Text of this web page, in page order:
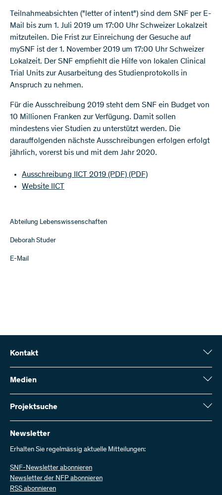
Teilnahmeabsichten ("letter of intent") sind dem SNF per E-
Mail bis zum 1. Juli 2019 um 17:00 Uhr Schweizer Lokalzeit
mitzuteilen. Die Frist zur Einreichung der Gesuche auf
mySNF ist der 1. November 2019 um 17:00 Uhr Schweizer
Lokalzeit. Der SNF empfiehlt die Hilfe von lokalen Clinical
Trial Units zur Ausarbeitung des Studienprotokolls in
Anspruch zu nehmen.
Für die Ausschreibung 2019 steht dem SNF ein Budget von
10 Millionen Franken zur Verfügung. Damit sollen
mindestens vier Studien zu unterstützt werden. Die
darauffolgenden nächste Ausschreibungen erfolgen erfolgt
jährlich, vorerst bis und mit dem Jahr 2020.
Ausschreibung IICT 2019 (PDF) (PDF)
Website IICT
Abteilung Lebenswissenschaften
Deborah Studer
E-Mail
Kontakt
Schweizerischer Nationalfonds (SNF)
Wildhainweg 3
Kontakt aufnehmen
Rechnung senden
Bei uns arbeiten
Offene Stellen
Medien
Medienauskünfte
Jahresbericht
Projektsuche
Hier finden Sie umfangreiche Informationen zu den vom SNF
bewilligten Forschungsprojekten und Förderbeiträgen:
Projektsuche
Newsletter
Erhalten Sie regelmässig aktuelle Mitteilungen:
SNF-Newsletter abonnieren
Newsletter der NFP abonnieren
RSS abonnieren